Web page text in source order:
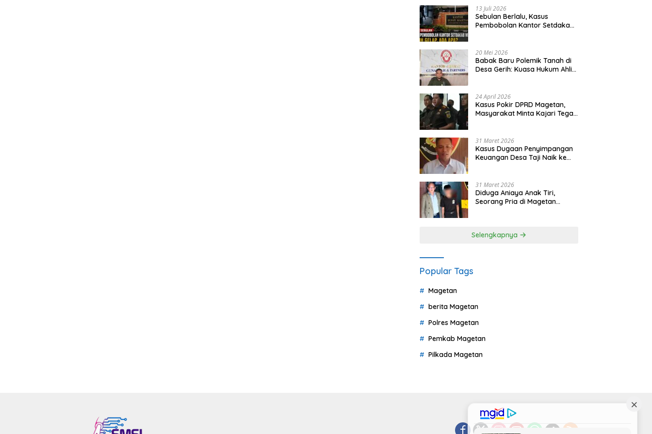
13 Juli 2026
Sebulan Berlalu, Kasus
Pembobolan Kantor Setdakab
20 Mei 2026
Babak Baru Polemik Tanah di
Desa Gerih: Kuasa Hukum Ahli
24 April 2026
Kasus Pokir DPRD Magetan,
Masyarakat Minta Kajari Tegak
31 Maret 2026
Kasus Dugaan Penyimpangan
Keuangan Desa Taji Naik ke
31 Maret 2026
Diduga Aniaya Anak Tiri,
Seorang Pria di Magetan
Selengkapnya
Popular Tags
Magetan
berita Magetan
Polres Magetan
Pemkab Magetan
Pilkada Magetan